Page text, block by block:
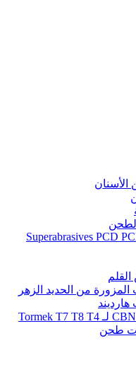
Superabrasives PCD
من الحديد الزهر
طحن